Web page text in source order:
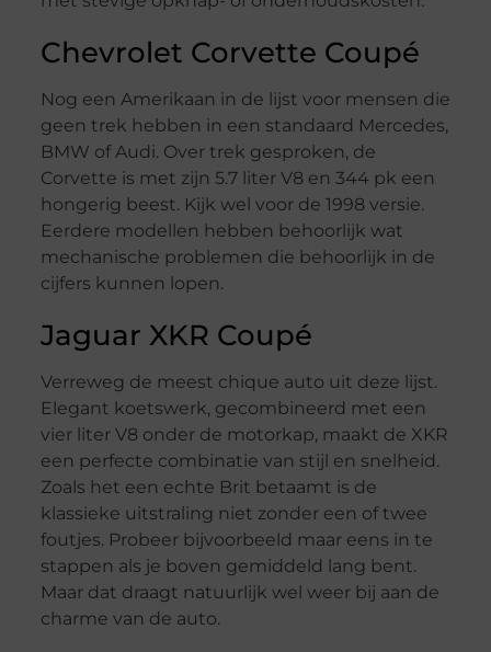
Chevrolet Corvette Coupé
Nog een Amerikaan in de lijst voor mensen die
geen trek hebben in een standaard Mercedes,
BMW of Audi. Over trek gesproken, de
Corvette is met zijn 5.7 liter V8 en 344 pk een
hongerig beest. Kijk wel voor de 1998 versie.
Eerdere modellen hebben behoorlijk wat
mechanische problemen die behoorlijk in de
cijfers kunnen lopen.
Jaguar XKR Coupé
Verreweg de meest chique auto uit deze lijst.
Elegant koetswerk, gecombineerd met een
vier liter V8 onder de motorkap, maakt de XKR
een perfecte combinatie van stijl en snelheid.
Zoals het een echte Brit betaamt is de
klassieke uitstraling niet zonder een of twee
foutjes. Probeer bijvoorbeeld maar eens in te
stappen als je boven gemiddeld lang bent.
Maar dat draagt natuurlijk wel weer bij aan de
charme van de auto.